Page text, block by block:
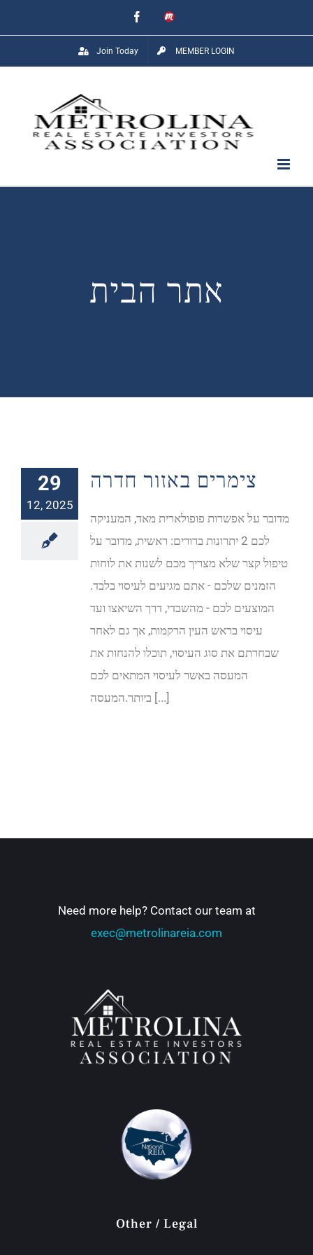
to
Facebook
Meetup
Join Today MEMBER LOGIN
אתר הבית
29
12, 2025
צימרים באזור חדרה
מדובר על אפשרות פופולארית מאד, המעניקה
לכם 2 יתרונות ברורים: ראשית, מדובר על
טיפול קצר שלא מצריך מכם לשנות את לוחות
הזמנים שלכם - אתם מגיעים לעיסוי בלבד.
המוצעים לכם - מהשבדי, דרך השיאצו ועד
עיסוי בראש העין הרקמות, אך גם לאחר
שבחרתם את סוג העיסוי, תוכלו להנחות את
המעסה באשר לעיסוי המתאים לכם
ביותר.המעסה [...]
Need more help? Contact our team at
exec@metrolinareia.com
Other / Legal